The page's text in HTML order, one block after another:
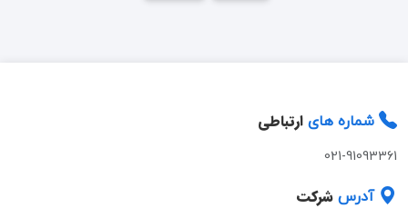
شماره های ارتباطی
021-91093361
آدرس شرکت